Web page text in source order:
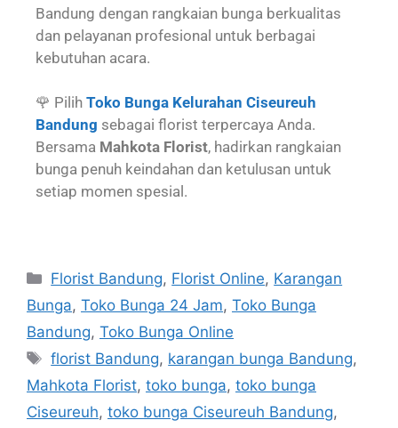
Bandung dengan rangkaian bunga berkualitas
dan pelayanan profesional untuk berbagai
kebutuhan acara.
🌹 Pilih Toko Bunga Kelurahan Ciseureuh
Bandung sebagai florist terpercaya Anda.
Bersama Mahkota Florist, hadirkan rangkaian
bunga penuh keindahan dan ketulusan untuk
setiap momen spesial.
Florist Bandung, Florist Online, Karangan
Bunga, Toko Bunga 24 Jam, Toko Bunga
Bandung, Toko Bunga Online
florist Bandung, karangan bunga Bandung,
Mahkota Florist, toko bunga, toko bunga
Ciseureuh, toko bunga Ciseureuh Bandung,